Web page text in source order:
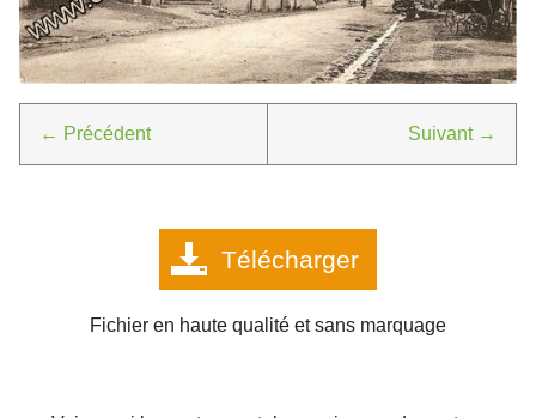
Télécharger
Fichier en haute qualité et sans marquage